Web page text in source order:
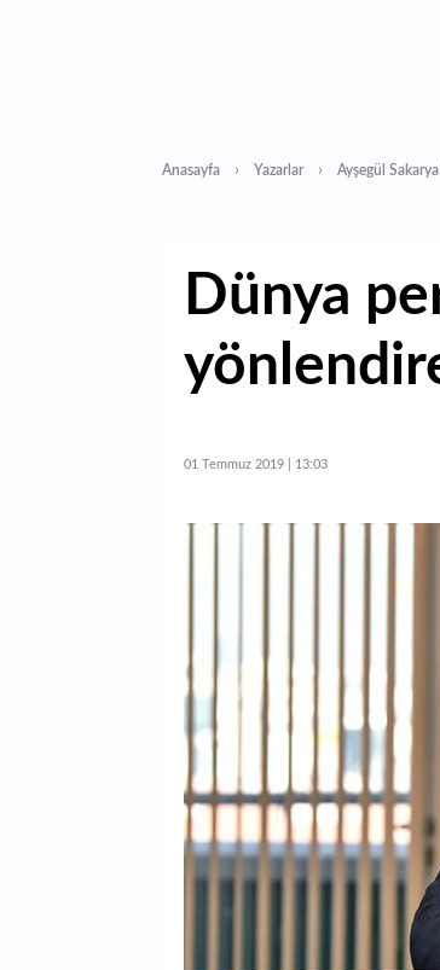
Anasayfa Yazarlar Ayşegül
Dünya
01 Temmuz 2019 | 13:03